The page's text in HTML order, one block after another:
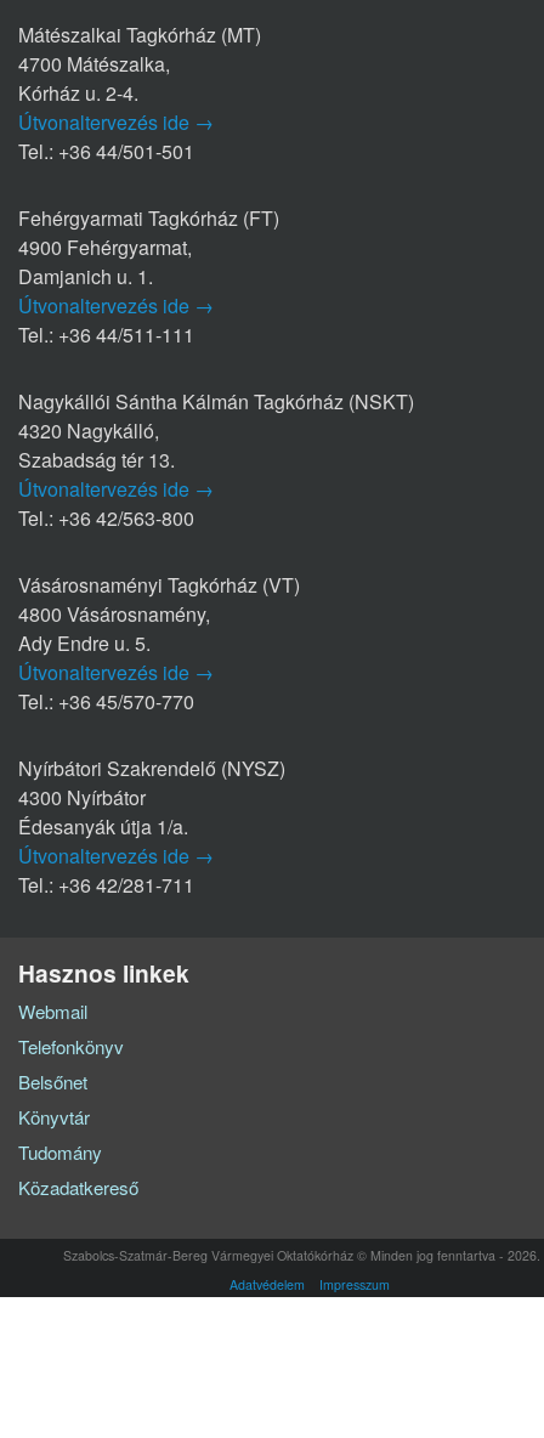
Mátészalkai Tagkórház (MT)
4700 Mátészalka,
Kórház u. 2-4.
Útvonaltervezés ide →
Tel.: +36 44/501-501
Fehérgyarmati Tagkórház (FT)
4900 Fehérgyarmat,
Damjanich u. 1.
Útvonaltervezés ide →
Tel.: +36 44/511-111
Nagykállói Sántha Kálmán Tagkórház (NSKT)
4320 Nagykálló,
Szabadság tér 13.
Útvonaltervezés ide →
Tel.: +36 42/563-800
Vásárosnaményi Tagkórház (VT)
4800 Vásárosnamény,
Ady Endre u. 5.
Útvonaltervezés ide →
Tel.: +36 45/570-770
Nyírbátori Szakrendelő (NYSZ)
4300 Nyírbátor
Édesanyák útja 1/a.
Útvonaltervezés ide →
Tel.: +36 42/281-711
Hasznos linkek
Webmail
Telefonkönyv
Belsőnet
Könyvtár
Tudomány
Közadatkereső
Szabolcs-Szatmár-Bereg Vármegyei Oktatókórház © Minden jog fenntartva - 2026.
Adatvédelem
Impresszum